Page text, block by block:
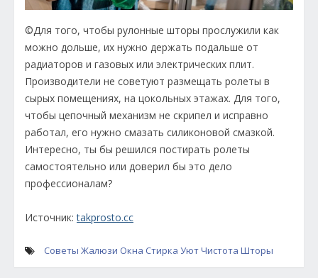
©Для того, чтобы рулонные шторы прослужили как
можно дольше, их нужно держать подальше от
радиаторов и газовых или электрических плит.
Производители не советуют размещать ролеты в
сырых помещениях, на цокольных этажах. Для того,
чтобы цепочный механизм не скрипел и исправно
работал, его нужно смазать силиконовой смазкой.
Интересно, ты бы решился постирать ролеты
самостоятельно или доверил бы это дело
профессионалам?
Источник:takprosto.cc
Советы Жалюзи Окна Стирка УютЧистота Шторы